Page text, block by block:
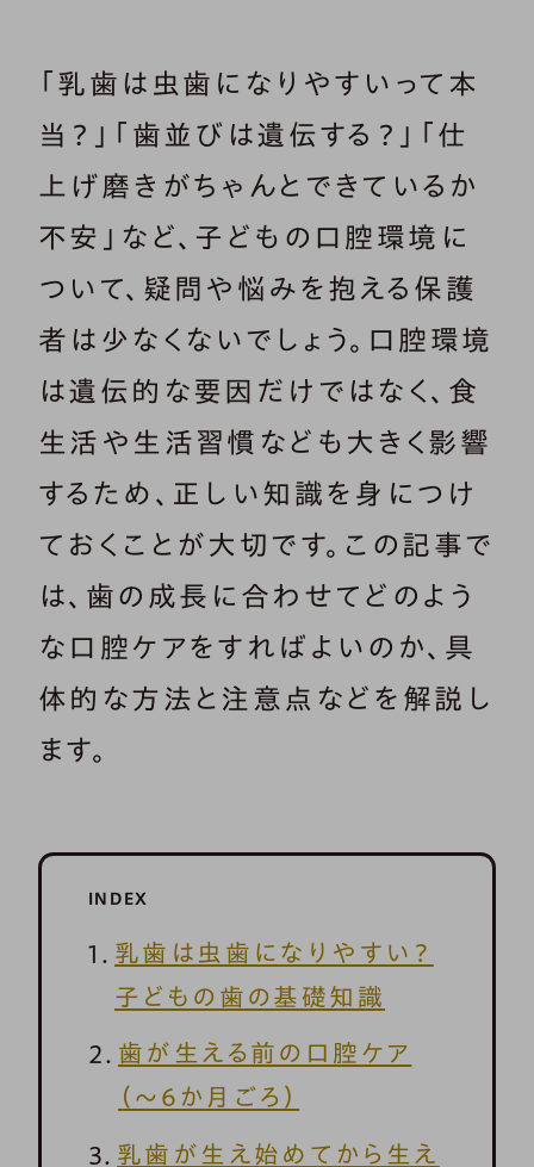
「乳歯は虫歯になりやすいって本
当？」「歯並びは遺伝する？」「仕
上げ磨きがちゃんとできているか
不安」など、子どもの口腔環境に
ついて、疑問や悩みを抱える保護
者は少なくないでしょう。口腔環境
は遺伝的な要因だけではなく、食
生活や生活習慣なども大きく影響
するため、正しい知識を身につけ
ておくことが大切です。この記事で
は、歯の成長に合わせてどのよう
な口腔ケアをすればよいのか、具
体的な方法と注意点などを解説し
ます。
INDEX
乳歯は虫歯になりやすい？
子どもの歯の基礎知識
歯が生える前の口腔ケア
（～6か月ごろ）
乳歯が生え始めてから生え